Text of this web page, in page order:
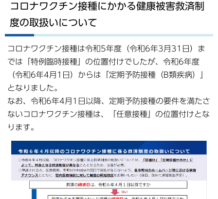
コロナワクチン接種にかかる健康被害救済制
度の取扱いについて
コロナワクチン接種は令和5年度（令和6年3月31日）ま
では「特例臨時接種」の位置付けでしたが、令和6年度
（令和6年4月1日）からは「定期予防接種（B類疾病）」
となりました。
なお、令和6年4月1日以降、定期予防接種の要件を満たさ
ないコロナワクチン接種は、「任意接種」の位置付けとな
ります。